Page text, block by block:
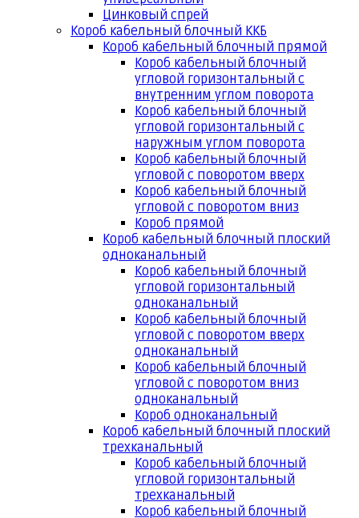
Цинковый спрей
Короб кабельный блочный ККБ
Короб кабельный блочный прямой
Короб кабельный блочный
угловой горизонтальный с
внутренним углом поворота
Короб кабельный блочный
угловой горизонтальный с
наружным углом поворота
Короб кабельный блочный
угловой с поворотом вверх
Короб кабельный блочный
угловой с поворотом вниз
Короб прямой
Короб кабельный блочный плоский
одноканальный
Короб кабельный блочный
угловой горизонтальный
одноканальный
Короб кабельный блочный
угловой с поворотом вверх
одноканальный
Короб кабельный блочный
угловой с поворотом вниз
одноканальный
Короб одноканальный
Короб кабельный блочный плоский
трехканальный
Короб кабельный блочный
угловой горизонтальный
трехканальный
Короб кабельный блочный